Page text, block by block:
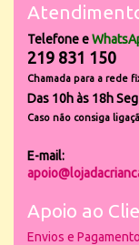
Telefone e
219 831 150
Chamada para a rede
Das 10h às 18h
Caso não consiga
E-mail:
Apoio ao
Envios e